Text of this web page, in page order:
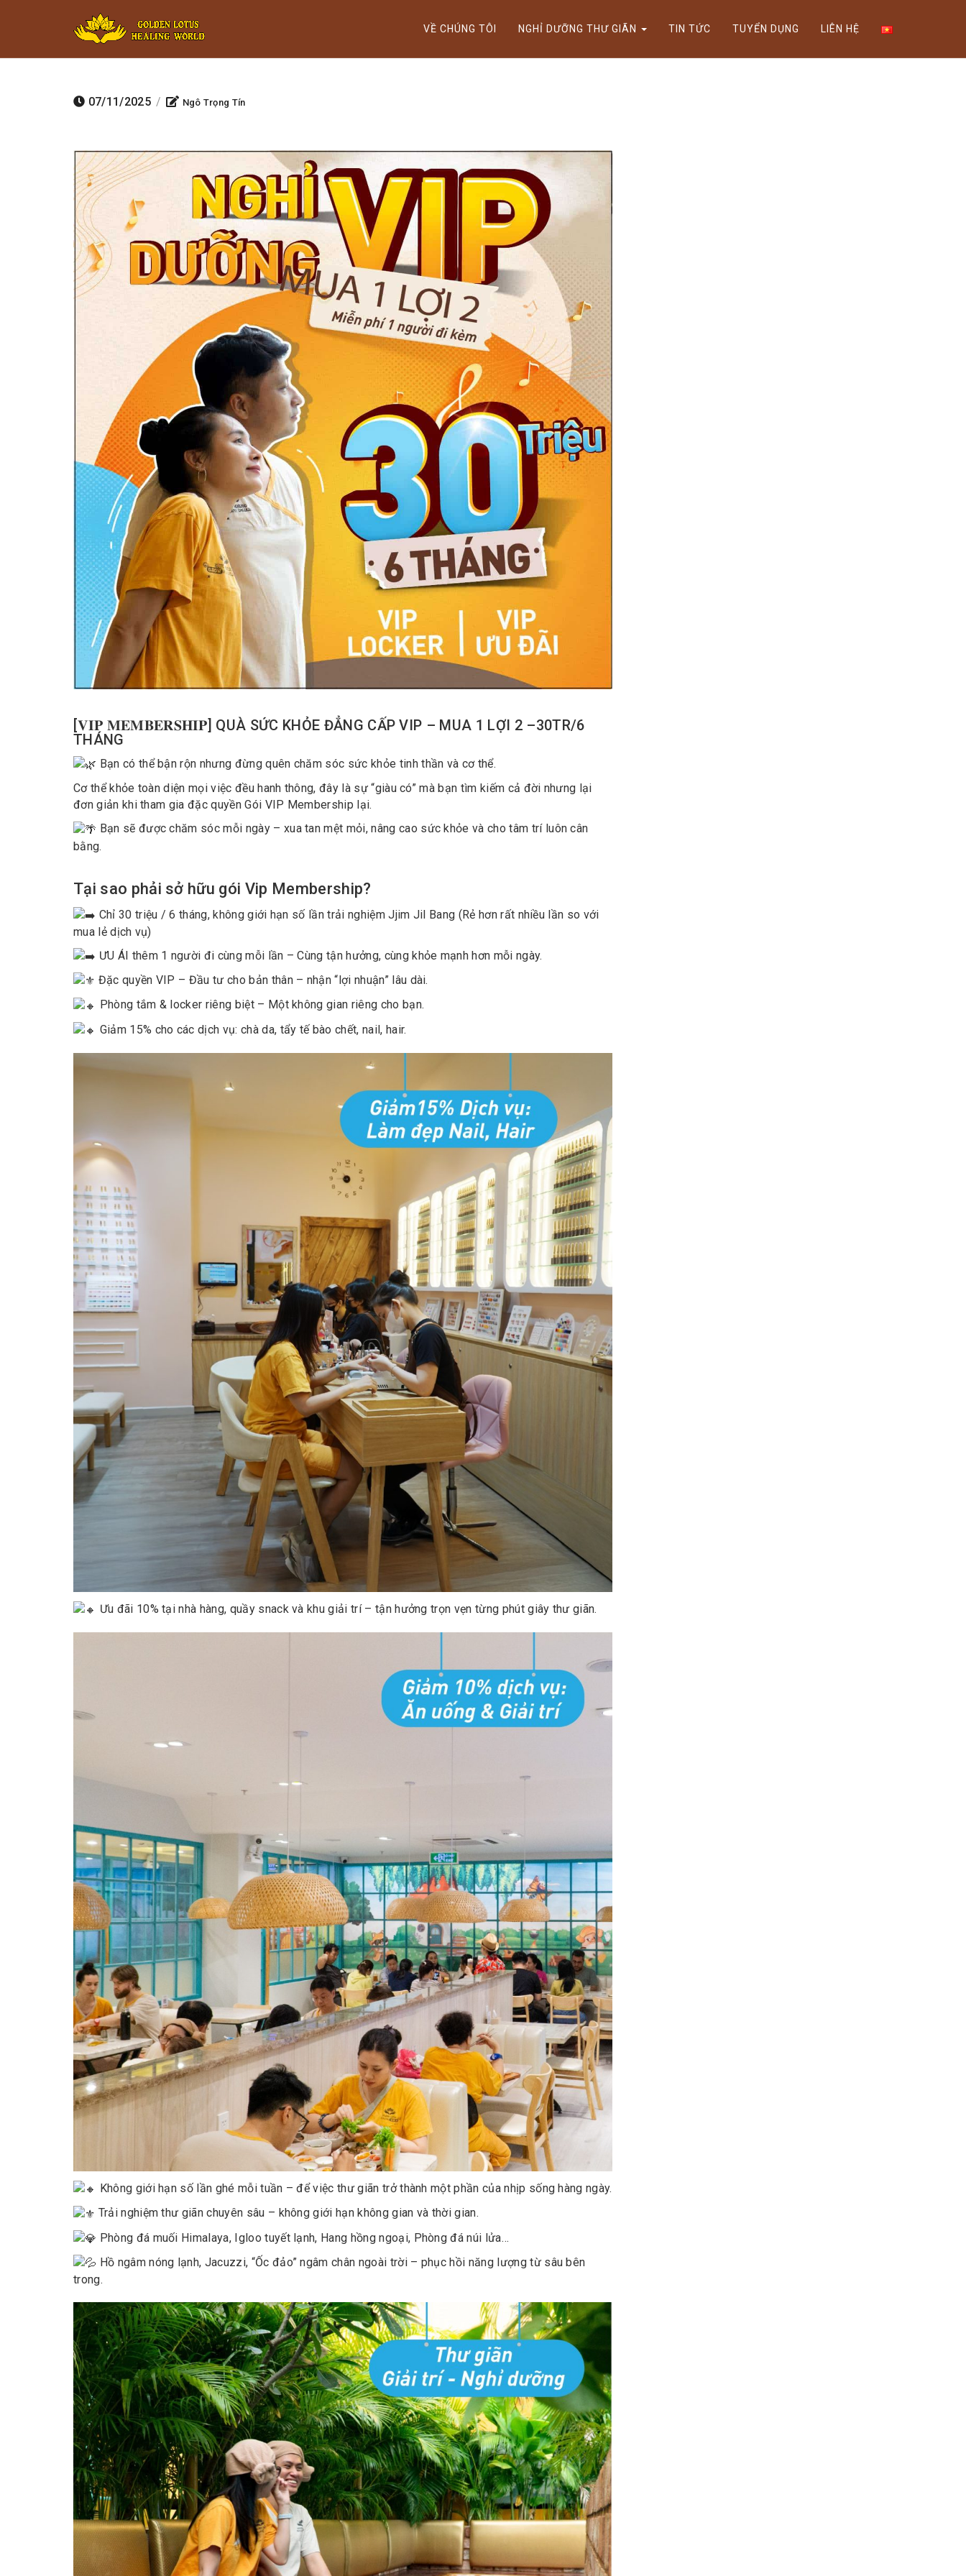
VỀ CHÚNG TÔI NGHỈ DƯỠNG THƯ GIÃN TIN TỨC TUYỂN DỤNG LIÊN HỆ
07/11/2025 / Ngô Trọng Tín
[𝐕𝐈𝐏 𝐌𝐄𝐌𝐁𝐄𝐑𝐒𝐇𝐈𝐏] QUÀ SỨC KHỎE ĐẲNG CẤP VIP – MUA 1 LỢI 2 –30TR/6
THÁNG
Bạn có thể bận rộn nhưng đừng quên chăm sóc sức khỏe tinh thần và cơ thể.
Cơ thể khỏe toàn diện mọi việc đều hanh thông, đây là sự “giàu có” mà bạn tìm kiếm cả đời nhưng lại
đơn giản khi tham gia đặc quyền Gói VIP Membership lại.
Bạn sẽ được chăm sóc mỗi ngày – xua tan mệt mỏi, nâng cao sức khỏe và cho tâm trí luôn cân
bằng.
Tại sao phải sở hữu gói Vip Membership?
Chỉ 30 triệu / 6 tháng, không giới hạn số lần trải nghiệm Jjim Jil Bang (Rẻ hơn rất nhiều lần so với
mua lẻ dịch vụ)
ƯU ÁI thêm 1 người đi cùng mỗi lần – Cùng tận hưởng, cùng khỏe mạnh hơn mỗi ngày.
Đặc quyền VIP – Đầu tư cho bản thân – nhận “lợi nhuận” lâu dài.
Phòng tắm & locker riêng biệt – Một không gian riêng cho bạn.
Giảm 15% cho các dịch vụ: chà da, tẩy tế bào chết, nail, hair.
Ưu đãi 10% tại nhà hàng, quầy snack và khu giải trí – tận hưởng trọn vẹn từng phút giây thư giãn.
Không giới hạn số lần ghé mỗi tuần – để việc thư giãn trở thành một phần của nhịp sống hàng ngày.
Trải nghiệm thư giãn chuyên sâu – không giới hạn không gian và thời gian.
Phòng đá muối Himalaya, Igloo tuyết lạnh, Hang hồng ngoại, Phòng đá núi lửa…
Hồ ngâm nóng lạnh, Jacuzzi, “Ốc đảo” ngâm chân ngoài trời – phục hồi năng lượng từ sâu bên
trong.
Minigame Tiktok cùng Golden Lotus nhận thưởng đến 9tr đồng. Xem thể lệ!